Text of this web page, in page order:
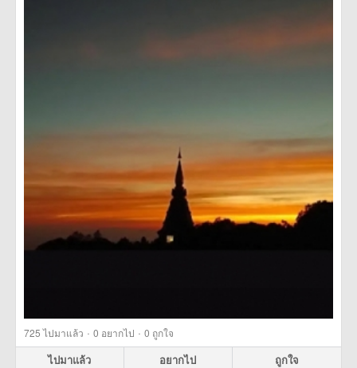
725ไปมาแล้ว · 0 อยากไป · 0 ถูกใจ
ไปมาแล้ว อยากไป ถูกใจ